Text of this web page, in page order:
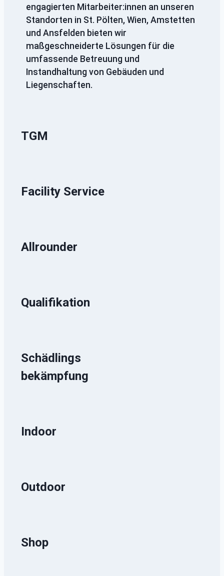
engagierten Mitarbeiter:innen an unseren
Standorten in St. Pölten, Wien, Amstetten
und Ansfelden bieten wir
maßgeschneiderte Lösungen für die
umfassende Betreuung und
Instandhaltung von Gebäuden und
Liegenschaften.
TGM
Facility Service
Allrounder
Qualifikation
Schädlings
bekämpfung
Indoor
Outdoor
Shop